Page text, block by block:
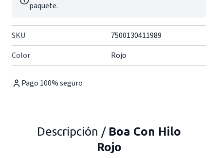
paquete.
SKU
7500130411989
Color
Rojo
Pago 100% seguro
Descripción / Boa Con Hilo
Rojo